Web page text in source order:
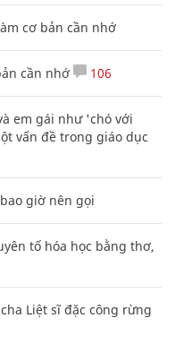
cơ bản cần nhớ
cần nhớ 106
em gái như 'chó với
vấn đề trong giáo dục
giờ nên gọi
tố hóa học bằng thơ,
Liệt sĩ đặc công rừng